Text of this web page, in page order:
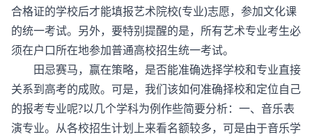
合格证的学校后才能填报艺术院校(专业)志愿，参加文化课
的统一考试。另外，要特别提醒的是，所有艺术专业考生必
须在户口所在地参加普通高校招生统一考试。
田忌赛马，赢在策略，是否能准确选择学校和专业直接
关系到高考的成败。可是，我们该如何准确择校和定位自己
的报考专业呢?以几个学科为例作些简要分析：一、音乐表
演专业。从各校招生计划上来看名额较多，可是由于音乐学